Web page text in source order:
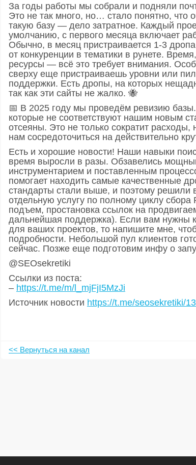
За годы работы мы собрали и подняли
Это не так много, но… стало понятно, что
такую базу — дело затратное. Каждый
умолчанию, с первого месяца включает
Обычно, в месяц пристраивается 1-3
от конкуренции в тематики в рунете.
ресурсы — всё это требует внимания.
сверху еще пристраиваешь уровни или
поддержки. Есть дропы, на которых
так как эти сайты не жалко. 🐝
📅 В 2025 году мы проведём ревизию
которые не соответствуют нашим новым
отсеяны. Это не только сократит расходы,
нам сосредоточиться на действительно
Есть и хорошие новости! Наши навыки
время выросли в разы. Обзавелись
инструментарием и поставленным
помогает находить самые качественные
стандарты стали выше, и поэтому решили
отдельную услугу по полному циклу сбора
подъем, простановка ссылок на
дальнейшая поддержка). Если вам нужны
для ваших проектов, то напишите мне,
подробности. Небольшой пул клиентов
сейчас. Позже еще подготовим инфу о
@SEOsekretiki
Ссылки из поста:
– https://t.me/m/l_mjFjI5MzJi
Источник новости https://t.me/seosekretiki/
<< Вернуться на канал